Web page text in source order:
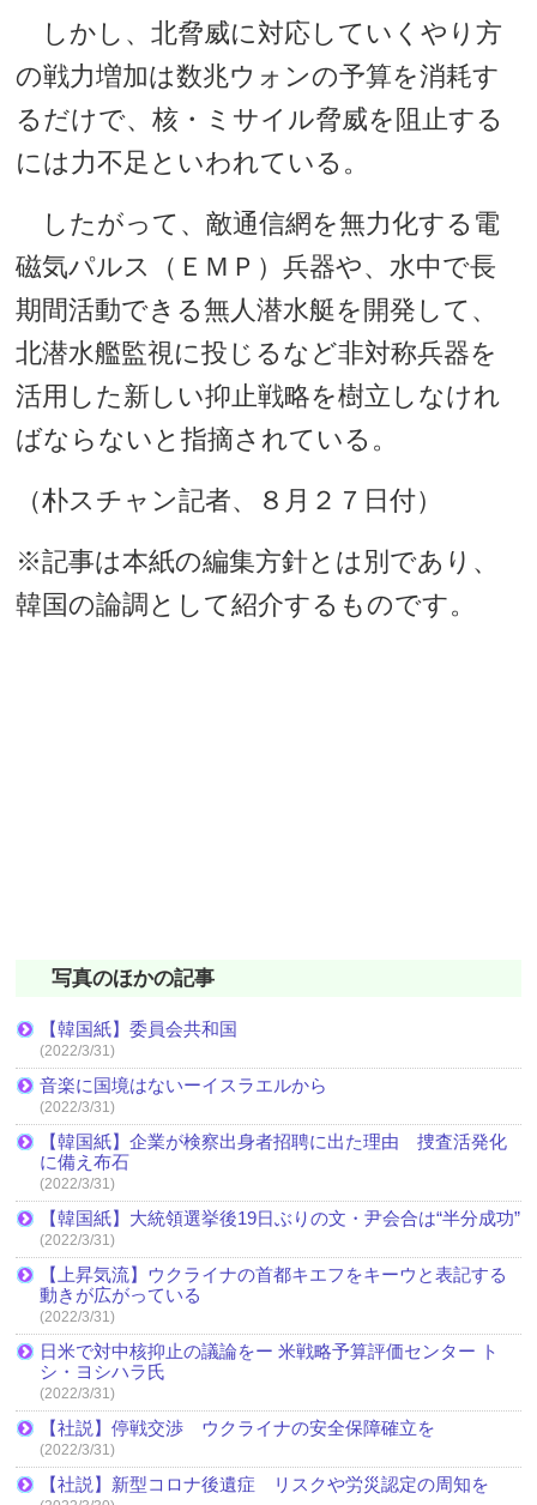
しかし、北脅威に対応していくやり方
の戦力増加は数兆ウォンの予算を消耗す
るだけで、核・ミサイル脅威を阻止する
には力不足といわれている。
したがって、敵通信網を無力化する電
磁気パルス（ＥＭＰ）兵器や、水中で長
期間活動できる無人潜水艇を開発して、
北潜水艦監視に投じるなど非対称兵器を
活用した新しい抑止戦略を樹立しなけれ
ばならないと指摘されている。
（朴スチャン記者、８月２７日付）
※記事は本紙の編集方針とは別であり、
韓国の論調として紹介するものです。
写真のほかの記事
【韓国紙】委員会共和国
(2022/3/31)
音楽に国境はないーイスラエルから
(2022/3/31)
【韓国紙】企業が検察出身者招聘に出た理由 捜査活発化
に備え布石
(2022/3/31)
【韓国紙】大統領選挙後19日ぶりの文・尹会合は“半分成功”
(2022/3/31)
【上昇気流】ウクライナの首都キエフをキーウと表記する
動きが広がっている
(2022/3/31)
日米で対中核抑止の議論をー 米戦略予算評価センター ト
シ・ヨシハラ氏
(2022/3/31)
【社説】停戦交渉 ウクライナの安全保障確立を
(2022/3/31)
【社説】新型コロナ後遺症 リスクや労災認定の周知を